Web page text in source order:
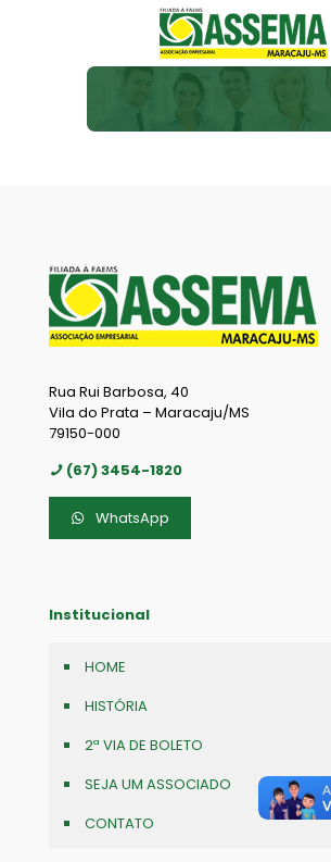
Rua Rui Barbosa, 40
Vila do Prata – Maracaju/MS
79150-000
(67) 3454-1820
WhatsApp
Institucional
HOME
HISTÓRIA
2ª VIA DE BOLETO
SEJA UM ASSOCIADO
CONTATO